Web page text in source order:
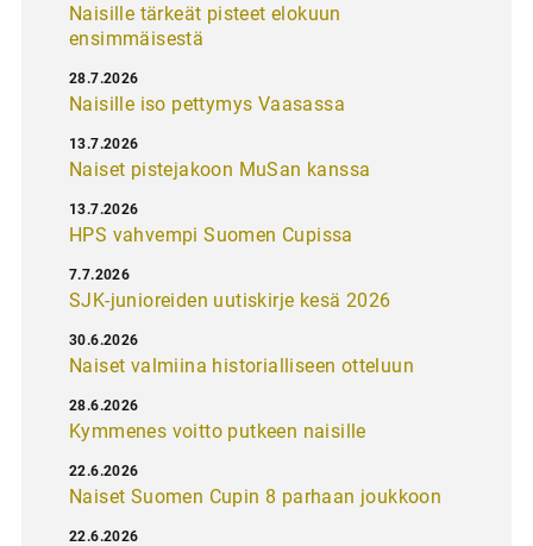
Naisille tärkeät pisteet elokuun
ensimmäisestä
Naisille iso pettymys Vaasassa
28.7.2026
Naiset pistejakoon MuSan kanssa
13.7.2026
HPS vahvempi Suomen Cupissa
13.7.2026
SJK-junioreiden uutiskirje kesä 2026
7.7.2026
Naiset valmiina historialliseen otteluun
30.6.2026
Kymmenes voitto putkeen naisille
28.6.2026
Naiset Suomen Cupin 8 parhaan joukkoon
22.6.2026
22.6.2026